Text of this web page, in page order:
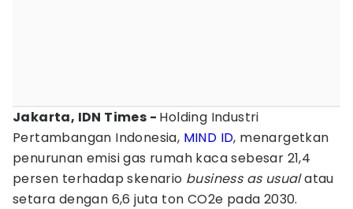
Jakarta, IDN Times - Holding Industri
Pertambangan Indonesia, MIND ID, menargetkan
penurunan emisi gas rumah kaca sebesar 21,4
persen terhadap skenario business as usualatau
setara dengan 6,6 juta ton CO2e pada 2030.